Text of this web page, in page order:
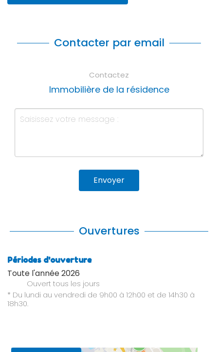
Contacter par email
Contactez
Immobilière de la résidence
Envoyer
Ouvertures
Périodes d'ouverture
Toute l'année 2026
Ouvert tous les jours
* Du lundi au vendredi de 9h00 à 12h00 et de 14h30 à
18h30.